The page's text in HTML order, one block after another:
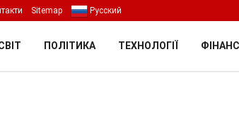
Sitemap Русский
ПОЛІТИКА ТЕХНОЛОГІЇ